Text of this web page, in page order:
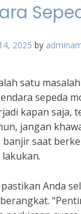
2025 by
satu
sepeda
kapan saja,
jangan
banjir saat
Anda